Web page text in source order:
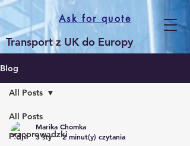
Transport z UK do Europy
Ask for quote
Blog
All Posts
przeprowadzki
All Posts
Marika Chomka
3 sty
2 minut(y) czytania